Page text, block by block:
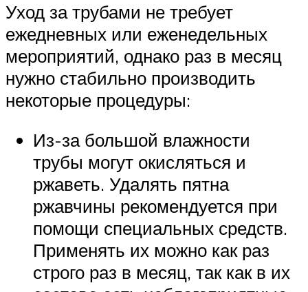
Уход за трубами не требует
ежедневных или еженедельных
мероприятий, однако раз в месяц
нужно стабильно производить
некоторые процедуры:
Из-за большой влажности
трубы могут окисляться и
ржаветь. Удалять пятна
ржавчины рекомендуется при
помощи специальных средств.
Применять их можно как раз
строго раз в месяц, так как в их